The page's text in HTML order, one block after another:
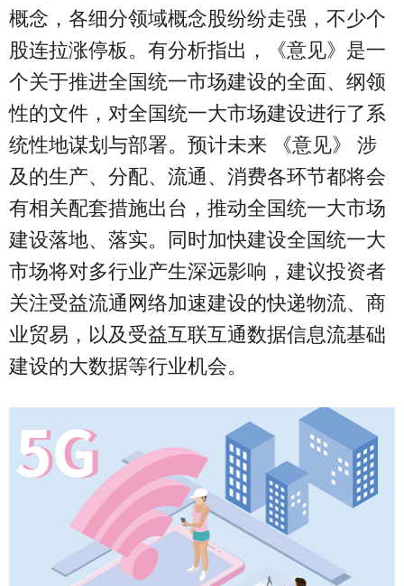
概念，各细分领域概念股纷纷走强，不少个
股连拉涨停板。有分析指出，《意见》是一
个关于推进全国统一市场建设的全面、纲领
性的文件，对全国统一大市场建设进行了系
统性地谋划与部署。预计未来 《意见》 涉
及的生产、分配、流通、消费各环节都将会
有相关配套措施出台，推动全国统一大市场
建设落地、落实。同时加快建设全国统一大
市场将对多行业产生深远影响，建议投资者
关注受益流通网络加速建设的快递物流、商
业贸易，以及受益互联互通数据信息流基础
建设的大数据等行业机会。